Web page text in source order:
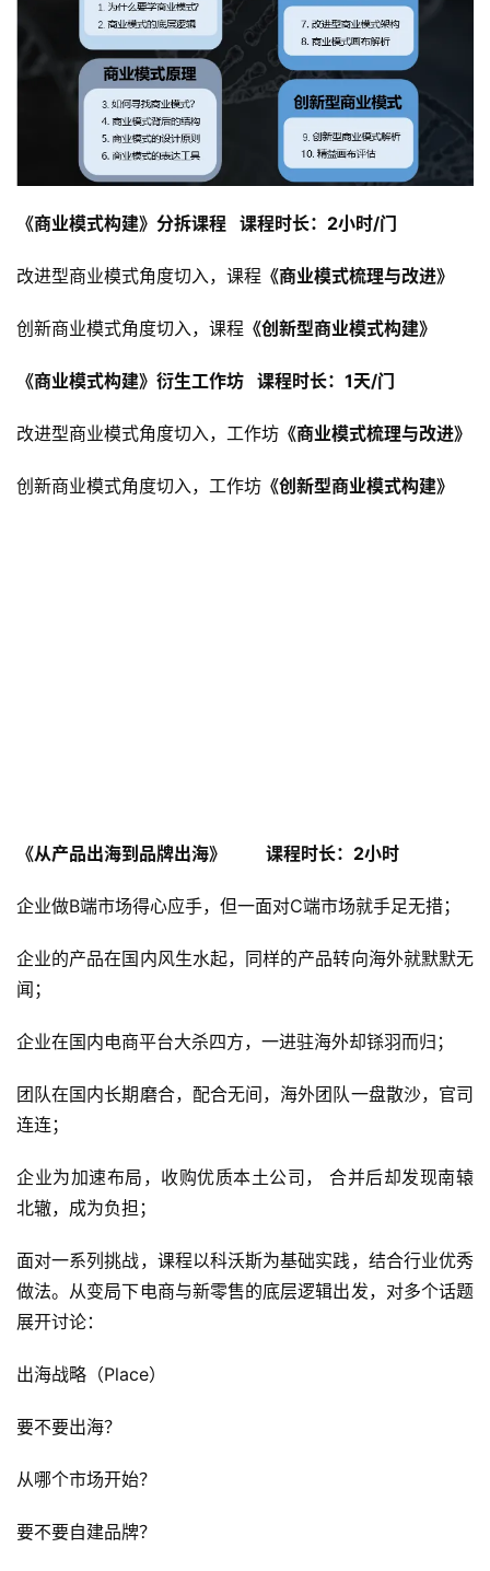
《商业模式构建》分拆课程   课程时长：2小时/门
改进型商业模式角度切入，课程 《商业模式梳理与改进》
创新商业模式角度切入，课程 《创新型商业模式构建》
《商业模式构建》衍生工作坊   课程时长：1天/门
改进型商业模式角度切入，工作坊 《商业模式梳理与改进》
创新商业模式角度切入，工作坊 《创新型商业模式构建》
《从产品出海到品牌出海》         课程时长：2小时
企业做B端市场得心应手，但一面对C端市场就手足无措；
企业的产品在国内风生水起，同样的产品转向海外就默默无
闻；
企业在国内电商平台大杀四方，一进驻海外却铩羽而归；
团队在国内长期磨合，配合无间，海外团队一盘散沙，官司
连连；
企业为加速布局，收购优质本土公司， 合并后却发现南辕
北辙，成为负担；
面对一系列挑战，课程以科沃斯为基础实践，结合行业优秀
做法。从变局下电商与新零售的底层逻辑出发，对多个话题
展开讨论：
出海战略（Place）
要不要出海？
从哪个市场开始？
要不要自建品牌？